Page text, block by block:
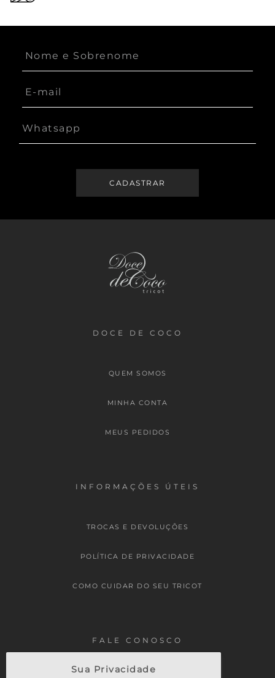
Sua Privacidade
DOCE DE COCO
QUEM SOMOS
MINHA CONTA
MEUS PEDIDOS
INFORMAÇÕES ÚTEIS
TROCAS E DEVOLUÇÕES
POLÍTICA DE PRIVACIDADE
COMO CUIDAR DO SEU TRICOT
FALE CONOSCO